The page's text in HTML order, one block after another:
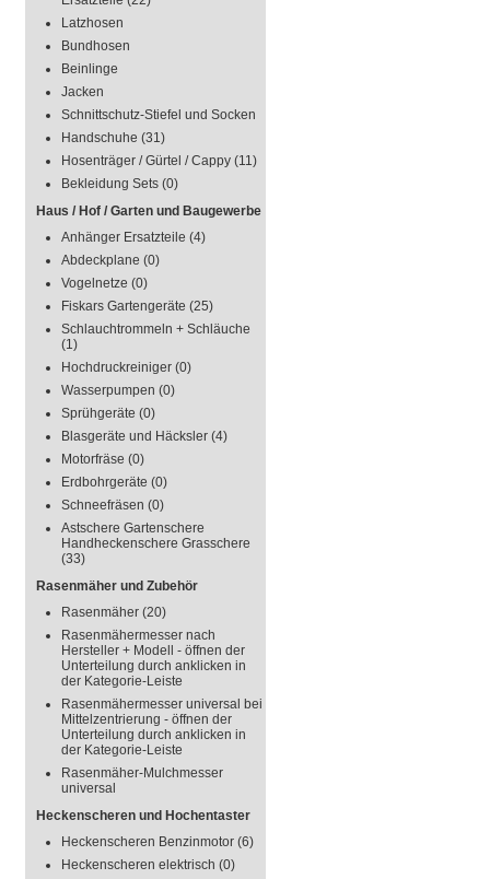
Latzhosen
Bundhosen
Beinlinge
Jacken
Schnittschutz-Stiefel und Socken
Handschuhe (31)
Hosenträger / Gürtel / Cappy (11)
Bekleidung Sets (0)
Haus / Hof / Garten und Baugewerbe
Anhänger Ersatzteile (4)
Abdeckplane (0)
Vogelnetze (0)
Fiskars Gartengeräte (25)
Schlauchtrommeln + Schläuche
(1)
Hochdruckreiniger (0)
Wasserpumpen (0)
Sprühgeräte (0)
Blasgeräte und Häcksler (4)
Motorfräse (0)
Erdbohrgeräte (0)
Schneefräsen (0)
Astschere Gartenschere
Handheckenschere Grasschere
(33)
Rasenmäher und Zubehör
Rasenmäher (20)
Rasenmähermesser nach
Hersteller + Modell - öffnen der
Unterteilung durch anklicken in
der Kategorie-Leiste
Rasenmähermesser universal bei
Mittelzentrierung - öffnen der
Unterteilung durch anklicken in
der Kategorie-Leiste
Rasenmäher-Mulchmesser
universal
Heckenscheren und Hochentaster
Heckenscheren Benzinmotor (6)
Heckenscheren elektrisch (0)